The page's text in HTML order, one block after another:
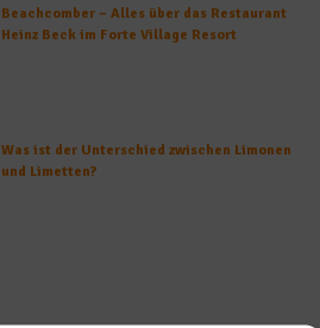
Beachcomber – Alles über das Restaurant
Heinz Beck im Forte Village Resort
Was ist der Unterschied zwischen Limonen
und Limetten?